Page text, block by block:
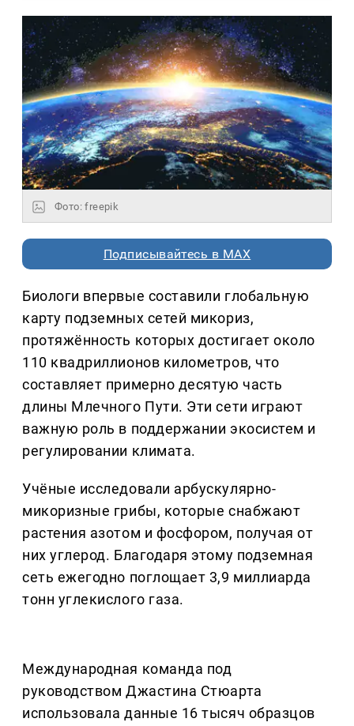
Фото: freepik
Подписывайтесь в MAX
Биологи впервые составили глобальную
карту подземных сетей микориз,
протяжённость которых достигает около
110 квадриллионов километров, что
составляет примерно десятую часть
длины Млечного Пути. Эти сети играют
важную роль в поддержании экосистем и
регулировании климата.
Учёные исследовали арбускулярно-
микоризные грибы, которые снабжают
растения азотом и фосфором, получая от
них углерод. Благодаря этому подземная
сеть ежегодно поглощает 3,9 миллиарда
тонн углекислого газа.
Международная команда под
руководством Джастина Стюарта
использовала данные 16 тысяч образцов